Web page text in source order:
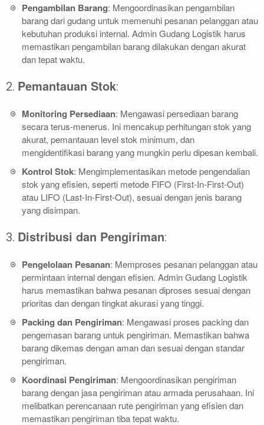
Pengambilan Barang: Mengoordinasikan pengambilan
barang dari gudang untuk memenuhi pesanan pelanggan atau
kebutuhan produksi internal. Admin Gudang Logistik harus
memastikan pengambilan barang dilakukan dengan akurat
dan tepat waktu.
2. Pemantauan Stok:
Monitoring Persediaan: Mengawasi persediaan barang
secara terus-menerus. Ini mencakup perhitungan stok yang
akurat, pemantauan level stok minimum, dan
mengidentifikasi barang yang mungkin perlu dipesan kembali.
Kontrol Stok: Mengimplementasikan metode pengendalian
stok yang efisien, seperti metode FIFO (First-In-First-Out)
atau LIFO (Last-In-First-Out), sesuai dengan jenis barang
yang disimpan.
3. Distribusi dan Pengiriman:
Pengelolaan Pesanan: Memproses pesanan pelanggan atau
permintaan internal dengan efisien. Admin Gudang Logistik
harus memastikan bahwa pesanan diproses sesuai dengan
prioritas dan dengan tingkat akurasi yang tinggi.
Packing dan Pengiriman: Mengawasi proses packing dan
pengemasan barang untuk pengiriman. Memastikan bahwa
barang dikemas dengan aman dan sesuai dengan standar
pengiriman.
Koordinasi Pengiriman: Mengoordinasikan pengiriman
barang dengan jasa pengiriman atau armada perusahaan. Ini
melibatkan perencanaan rute pengiriman yang efisien dan
memastikan pengiriman tiba tepat waktu.